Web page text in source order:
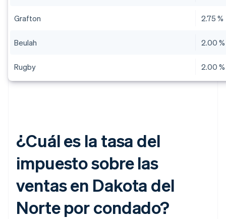
Grafton 2.75 %
Beulah 2.00 %
Rugby 2.00 %
¿Cuál es la tasa del
impuesto sobre las
ventas en Dakota del
Norte por condado?